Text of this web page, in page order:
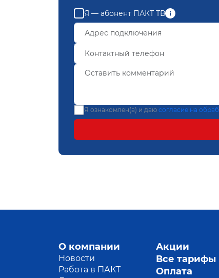
Я — абонент ПАКТ ТВ
Я ознакомлен(а) и даю согласие на
О компании
Новости
Работа в ПАКТ
Акции
Все тарифы
Оплата